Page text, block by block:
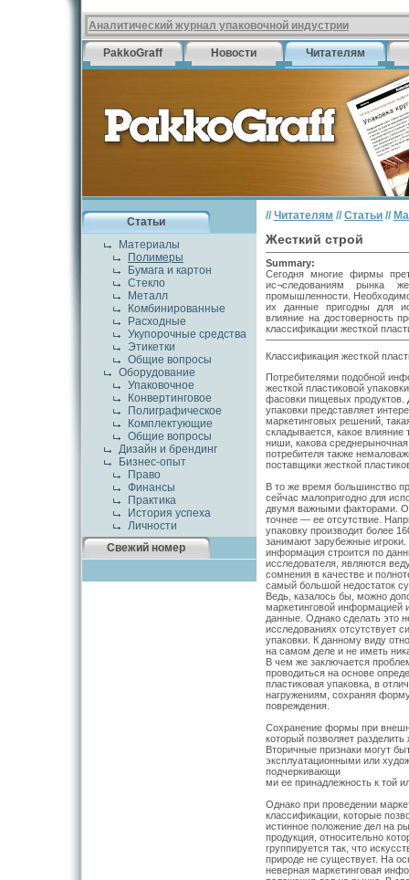
Аналитический журнал упаковочной индустрии
PakkoGraff Новости Читателям
Статьи
Материалы
Полимеры
Бумага и картон
Стекло
Металл
Комбинированные
Расходные
Укупорочные средства
Этикетки
Общие вопросы
Оборудование
Упаковочное
Конвертинговое
Полиграфическое
Комплектующие
Общие вопросы
Дизайн и брендинг
Бизнес-опыт
Право
Финансы
Практика
История успеха
Личности
Свежий номер
// Читателям // Статьи //
Жесткий строй
Summary:
Сегодня многие фирмы
ис¬следованиям рынка
промышленности.
их данные пригодны для
влияние на достоверность
классификации жесткой
Классификация жесткой
Потребителями подобной
жесткой пластиковой
фасовки пищевых продуктов.
упаковки представляет
маркетинговых решений,
складывается, какое влияние
ниши, какова среднерыночная
потребителя также
поставщики жесткой
В то же время большинство
сейчас малопригодно для
двумя важными факторами.
точнее — ее отсутствие.
упаковку производит более
занимают зарубежные
информация строится по
исследователя, являются
сомнения в качестве и
самый большой недостаток
Ведь, казалось бы, можно
маркетинговой информацией
данные. Однако сделать это
исследованиях отсутствует
упаковки. К данному виду
на самом деле и не иметь
В чем же заключается
проводиться на основе
пластиковая упаковка, в
нагружениям, сохраняя
повреждения.
Сохранение формы при
который позволяет
Вторичные признаки могут
эксплуатационными или
подчеркивающи
ми ее принадлежность к той
Однако при проведении
классификации, которые
истинное положение дел на
продукция, относительно
группируется так, что
природе не существует. На
неверная маркетинговая